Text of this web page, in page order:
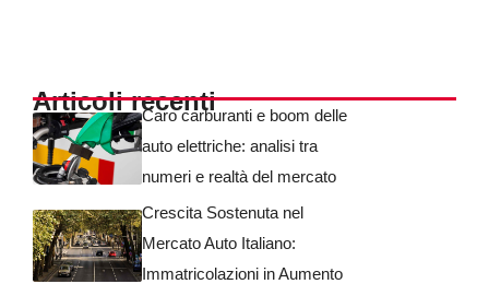
Articoli recentiCaro carburanti e boom delle
auto elettriche: analisi tra
numeri e realtà del mercato
Crescita Sostenuta nel
Mercato Auto Italiano:
Immatricolazioni in Aumento